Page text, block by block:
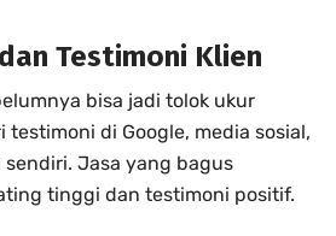
Testimoni Klien
bisa jadi tolok ukur
testimoni di Google, media sosial,
Jasa yang bagus
tinggi dan testimoni positif.